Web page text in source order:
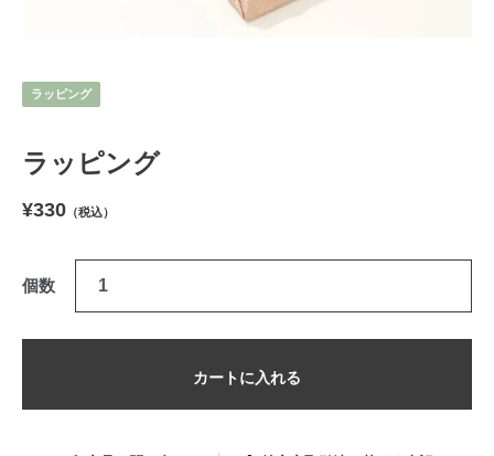
ラッピング
ラッピング
¥330 （税込）
個数
カートに入れる